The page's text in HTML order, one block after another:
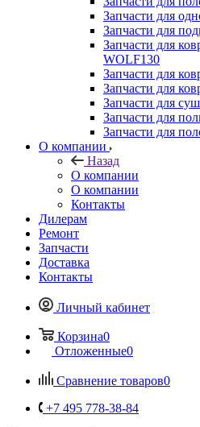
Запчасти для
Запчасти для
Запчасти для
WOLF130
Запчасти для
Запчасти для
Запчасти для
Запчасти для
Запчасти для
О компании
Назад
О компании
О компании
Контакты
Дилерам
Ремонт
Запчасти
Доставка
Контакты
Личный кабинет
Корзина0
Отложенные0
Сравнение товаров0
+7 495 778-38-84